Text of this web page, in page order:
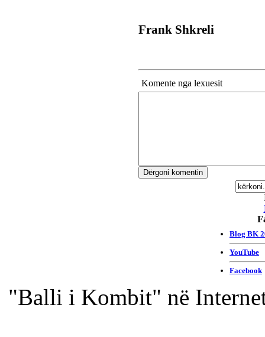
Frank Shkreli
Komente nga lexuesit
"Balli i Kombit" në